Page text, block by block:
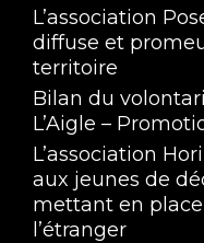
L’association
diffuse et
territoire
Bilan du
L’Aigle –
L’association
aux jeunes de
mettant en
l’étranger